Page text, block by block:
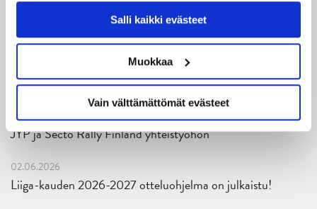
käytöstäEvästeet-sivultamme.
Salli kaikki evästeet
Muokkaa
Vain välttämättömät evästeet
JYPin harjoitusottelut tulevalle 2026-2027 kaudelle on
julkaistu!
Ruotsalaishyökkääjä Arvid Costmar JYPiin
25.06.2026
JYP ja Secto Rally Finland yhteistyöhön
02.06.2026
Liiga-kauden 2026-2027 otteluohjelma on julkaistu!